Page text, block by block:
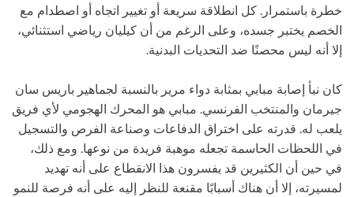
خطرة باستمرار. كل انطلاقة سريعة أو تغيير اتجاه أو اصطدام مع
الخصم يختبر جسده، وعلى الرغم من أن كيليان رياضي استثنائي،
إلا أنه ليس محصنًا ضد التحديات البدنية.
كان نبأ إصابة مبابي بمثابة دواء مرير بالنسبة لجماهير باريس سان
جيرمان والمنتخب الفرنسي. مبابي هو المحرك الهجومي لأي فريق
يلعب له. قدرته على اختراق الدفاعات وصناعة الفرص والتسجيل
في اللحظات الحاسمة تجعله موهبة فريدة من نوعها. ومع ذلك،
في حين أن الكثيرين قد يفسرون هذا الانقطاع على أنه تهديد
لمسيرته، إلا أن هناك أسبابًا مقنعة للنظر إليه على أنه فرصة للنمو